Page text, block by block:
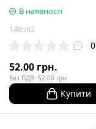
В наявності
148592
0
52.00 грн.
Без ПДВ: 52.00 грн.
Купити